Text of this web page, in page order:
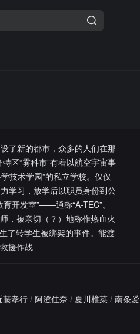
了新的都市，众多的人们在那
区“雾科市”有着以航空宇宙事
技术学园”的私立学校。仅仅
学习，放学后以职员身份到公
开发室”——通称“A-TEC”。
，被亲切（？）地称作热血火
了转学生被绑架的事件。能渡
救援作战——
藤孝行 / 阿澄佳奈 / 夏川椎菜 / 南条爱